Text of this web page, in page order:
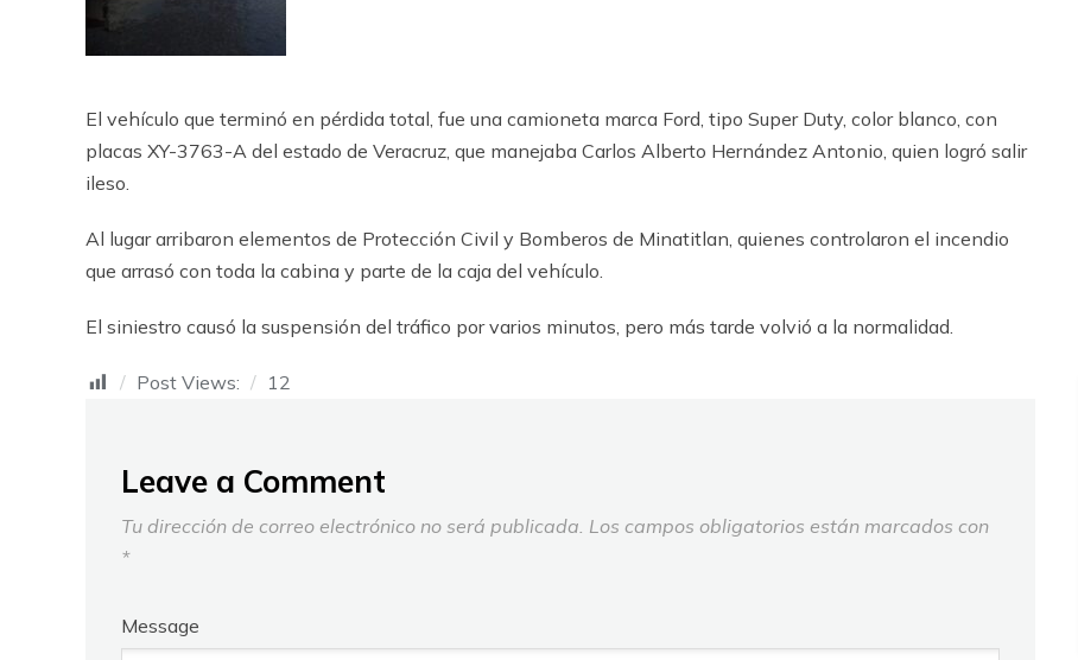
El vehículo que terminó en pérdida total, fue una camioneta marca Ford, tipo Super Duty, color blanco, con
placas XY-3763-A del estado de Veracruz, que manejaba Carlos Alberto Hernández Antonio, quien logró salir
ileso.
Al lugar arribaron elementos de Protección Civil y Bomberos de Minatitlan, quienes controlaron el incendio
que arrasó con toda la cabina y parte de la caja del vehículo.
El siniestro causó la suspensión del tráfico por varios minutos, pero más tarde volvió a la normalidad.
Post Views: 12
Leave a Comment
Tu dirección de correo electrónico no será publicada. Los campos obligatorios están marcados con
*
Message